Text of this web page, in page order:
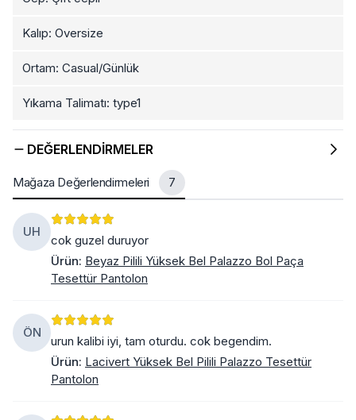
Kalıp: Oversize
Ortam: Casual/Günlük
Yıkama Talimatı: type1
DEĞERLENDIRMELER
Mağaza Değerlendirmeleri 7
UH
cok guzel duruyor
Ürün: Beyaz Pilili Yüksek Bel Palazzo Bol Paça
Tesettür Pantolon
ÖN
urun kalibi iyi, tam oturdu. cok begendim.
Ürün: Lacivert Yüksek Bel Pilili Palazzo Tesettür
Pantolon